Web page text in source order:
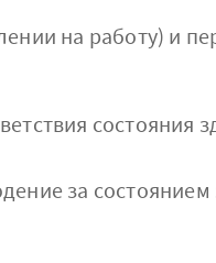
на работу) и
состояния
за